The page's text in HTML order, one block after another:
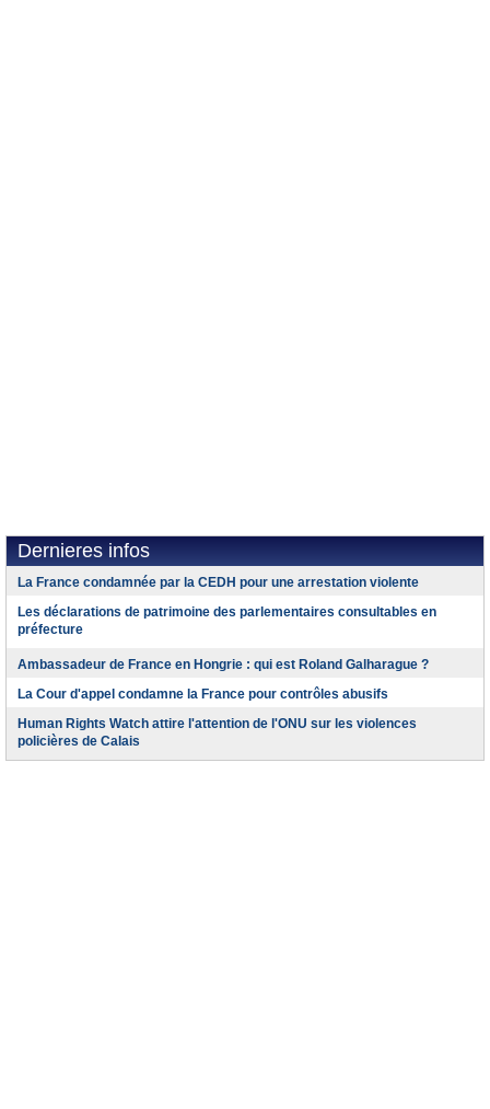
Dernieres infos
La France condamnée par la CEDH pour une arrestation violente
Les déclarations de patrimoine des parlementaires consultables en
préfecture
Ambassadeur de France en Hongrie : qui est Roland Galharague ?
La Cour d'appel condamne la France pour contrôles abusifs
Human Rights Watch attire l'attention de l'ONU sur les violences
policières de Calais